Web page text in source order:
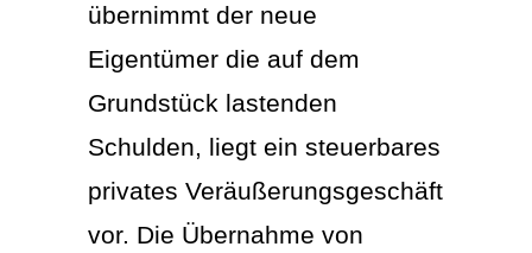
übernimmt der neue
Eigentümer die auf dem
Grundstück lastenden
Schulden, liegt ein steuerbares
privates Veräußerungsgeschäft
vor. Die Übernahme von